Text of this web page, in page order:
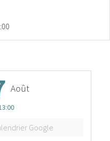
Août
Google